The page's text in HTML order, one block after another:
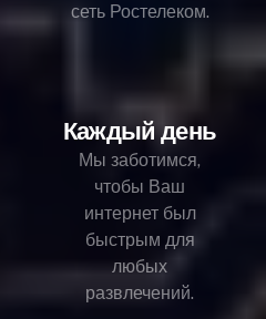
сеть Ростелеком.
Каждый день
Мы заботимся,
чтобы Ваш
интернет был
быстрым для
любых
развлечений.